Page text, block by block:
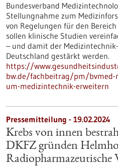
Bundesverband
Stellungnahme zum
von Regelungen für den
sollen klinische Studien
– und damit der
Deutschland gestärkt werden.
https://
bw.de/fachbeitrag/pm/bvmed-
um-medizintechnik-erweitern
Pressemitteilung - 19.02.2024
Krebs von innen
DKFZ gründen
Radiopharmazeutische